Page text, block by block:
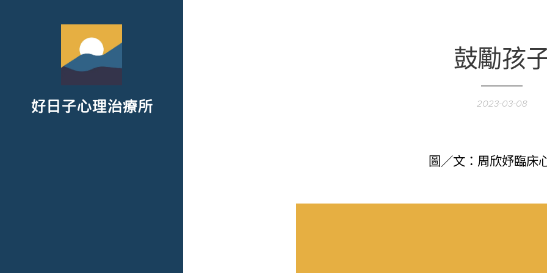
好日子心理治療所
鼓勵孩
2023-03-08
圖／文：周欣妤臨床